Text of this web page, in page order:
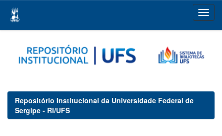
navigation
Repositório Institucional da Universidade Federal de
Sergipe - RI/UFS